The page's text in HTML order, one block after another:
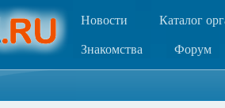
Новости Каталог
Знакомства Форум